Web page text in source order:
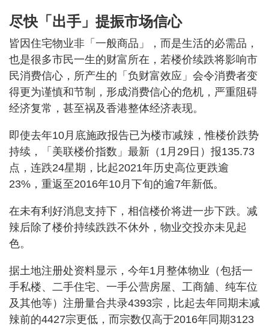
尽快「出手」提振市场信心
皆因住宅物业非「一般商品」，而是生活的必需品，
也是很多市民一生的财富所在，若楼价续跌将影响市
民消费信心，所产生的「负财富效应」会令消费者变
得更为谨慎和节制，形成消费信心的危机，严重阻碍
经济复常，甚至祸及香港整体经济表现。
即使去年10月底施政报告已为楼市减辣，惟楼价跌势
持续，「美联楼价指数」最新（1月29日）报135.73
点，连跌24星期，比起2021年历史高位更跌逾
23%，重返至2016年10月下旬的逾7年新低。
在未有利好消息支持下，相信楼价将进一步下跌。减
辣后除了楼价持续跌跌不休外，物业交投亦未见起
色。
据土地注册处资料显示，今年1月整体物业（包括一
手私楼、二手住宅、一手公营房屋、工商舖、纯车位
及其他等）注册量合共录4393宗，比起去年同期未减
辣前的4427宗更低，而宗数仅高于2016年同期3123